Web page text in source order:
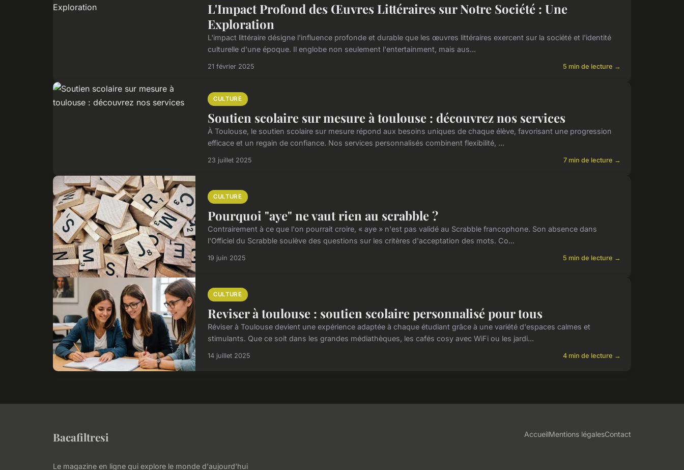
L'Impact Profond des Œuvres Littéraires sur Notre Société : Une
Exploration
L'impact littéraire désigne l'influence profonde et durable que les œuvres littéraires exercent sur la société et l'identité
culturelle d'une époque. Il englobe non seulement l'entertainment, mais aus...
21 février 2025 5 min de lecture →
CULTURE
Soutien scolaire sur mesure à toulouse : découvrez nos services
À Toulouse, le soutien scolaire sur mesure répond aux besoins uniques de chaque élève, favorisant une progression
efficace et un regain de confiance. Nos services personnalisés combinent flexibilité, ...
23 juillet 2025 7 min de lecture →
CULTURE
Pourquoi "aye" ne vaut rien au scrabble ?
Contrairement à ce que l'on pourrait croire, « aye » n'est pas validé au Scrabble francophone. Son absence dans
l'Officiel du Scrabble soulève des questions sur les critères d'acceptation des mots. Co...
19 juin 2025 5 min de lecture →
CULTURE
Reviser à toulouse : soutien scolaire personnalisé pour tous
Réviser à Toulouse devient une expérience adaptée à chaque étudiant grâce à une variété d'espaces calmes et
stimulants. Que ce soit dans les grandes médiathèques, les cafés cosy avec WiFi ou les jardi...
14 juillet 2025 4 min de lecture →
Bacafiltresi
Le magazine en ligne qui explore le monde d'aujourd'hui
AccueilMentions légalesContact